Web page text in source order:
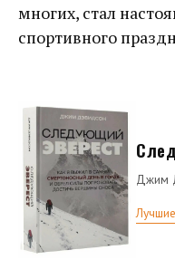
многих, стал
спортивного
Джим